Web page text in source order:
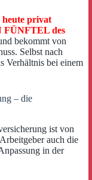
heute privat
FÜNFTEL des
bekommt von
Selbst nach
Verhältnis bei einem
– die
ist von
auch die
in der